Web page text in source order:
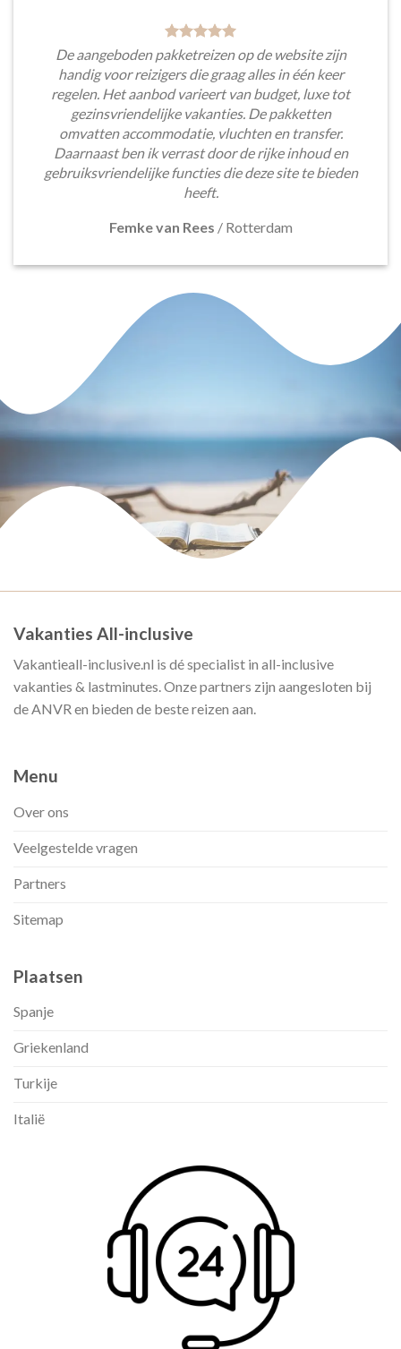
De aangeboden pakketreizen op de website zijn
handig voor reizigers die graag alles in één keer
regelen. Het aanbod varieert van budget, luxe tot
gezinsvriendelijke vakanties. De pakketten
omvatten accommodatie, vluchten en transfer.
Daarnaast ben ik verrast door de rijke inhoud en
gebruiksvriendelijke functies die deze site te bieden
heeft.
Femke van Rees / Rotterdam
Vakanties All-inclusive
Vakantieall-inclusive.nl is dé specialist in all-inclusive
vakanties & lastminutes. Onze partners zijn aangesloten bij
de ANVR en bieden de beste reizen aan.
Menu
Over ons
Veelgestelde vragen
Partners
Sitemap
Plaatsen
Spanje
Griekenland
Turkije
Italië